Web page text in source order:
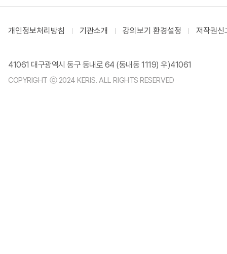
개인정보처리방침 기관소개 강의보기 환경설정 저작권신
41061 대구광역시 동구 동내로 64 (동내동 1119) 우)41061
COPYRIGHT ⓒ 2024 KERIS. ALL RIGHTS RESERVED